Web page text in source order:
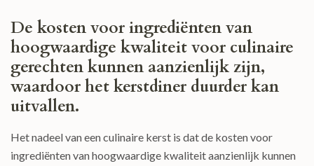
De kosten voor ingrediënten van
hoogwaardige kwaliteit voor culinaire
gerechten kunnen aanzienlijk zijn,
waardoor het kerstdiner duurder kan
uitvallen.
Het nadeel van een culinaire kerst is dat de kosten voor
ingrediënten van hoogwaardige kwaliteit aanzienlijk kunnen